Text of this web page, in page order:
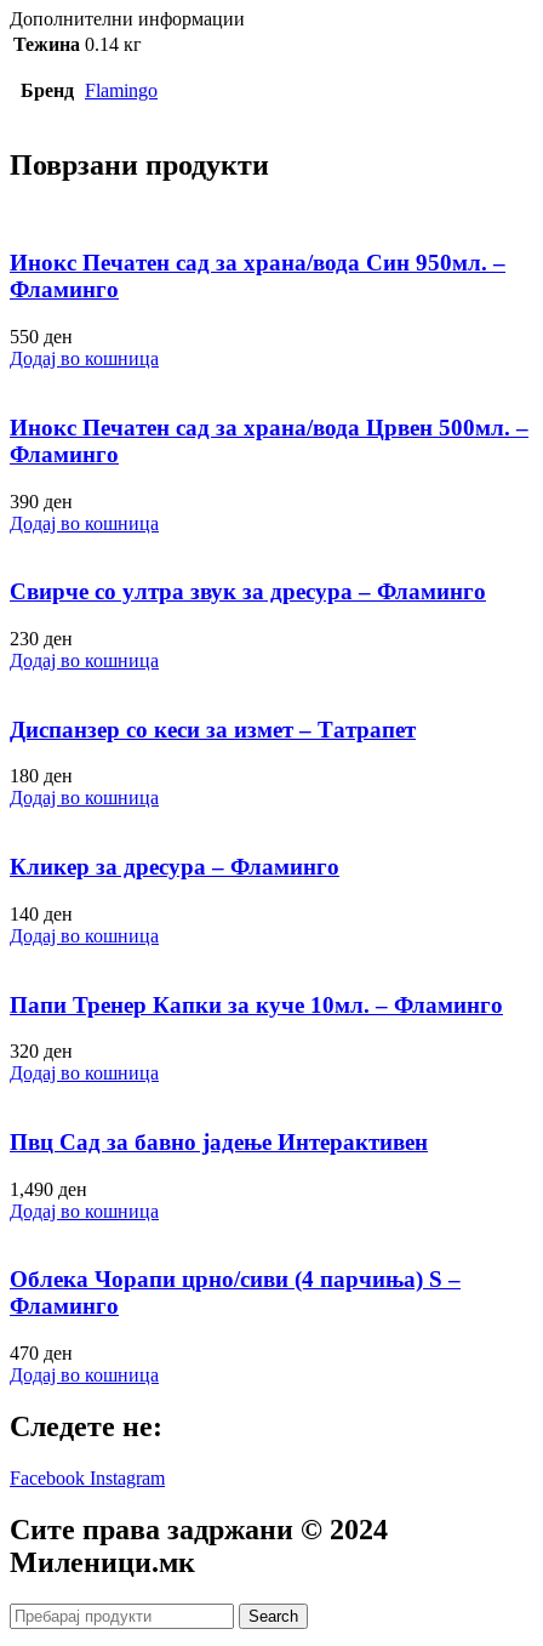
Дополнителни информации
Тежина 0.14 кг
Бренд Flamingo
Поврзани продукти
Инокс Печатен сад за храна/вода Син 950мл. –
Фламинго
550 ден
Додај во кошница
Инокс Печатен сад за храна/вода Црвен 500мл. –
Фламинго
390 ден
Додај во кошница
Свирче со ултра звук за дресура – Фламинго
230 ден
Додај во кошница
Диспанзер со кеси за измет – Татрапет
180 ден
Додај во кошница
Кликер за дресура – Фламинго
140 ден
Додај во кошница
Папи Тренер Капки за куче 10мл. – Фламинго
320 ден
Додај во кошница
Пвц Сад за бавно јадење Интерактивен
1,490 ден
Додај во кошница
Облека Чорапи црно/сиви (4 парчиња) S –
Фламинго
470 ден
Додај во кошница
Следете не:
Facebook Instagram
Сите права задржани © 2024
Mиленици.мк
Search